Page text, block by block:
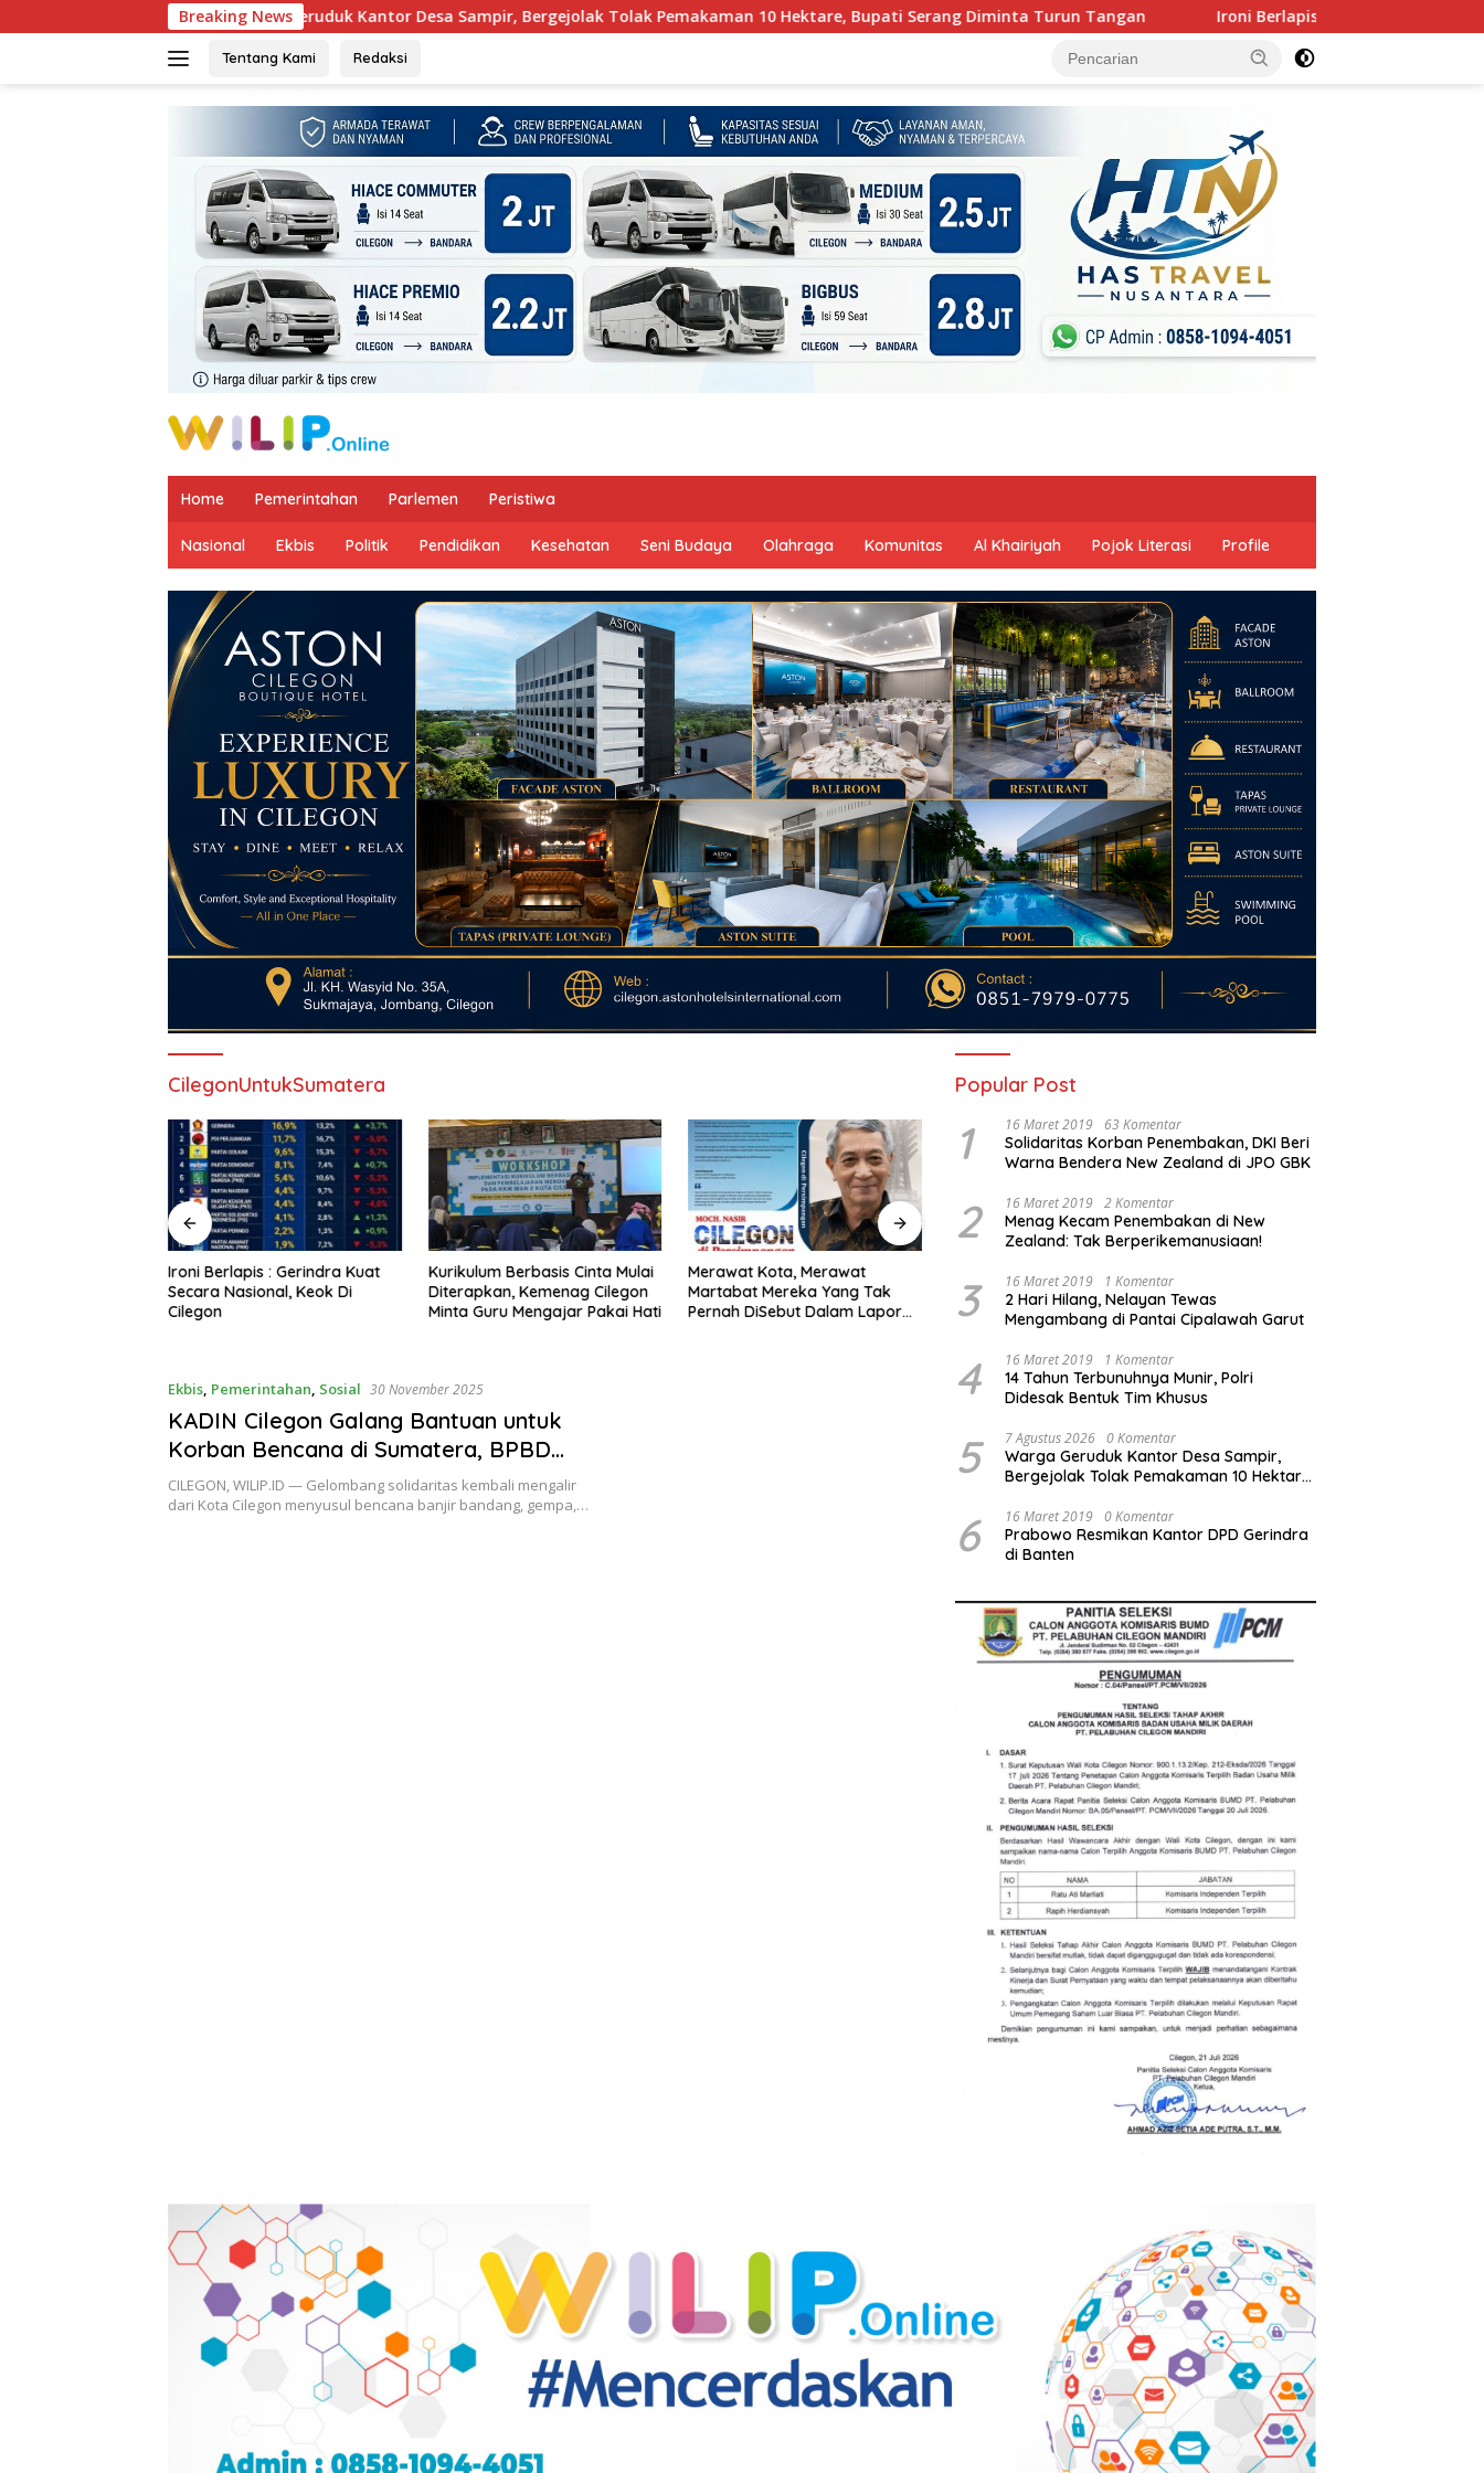
ke
Breaking News
Warga Geruduk Kantor Desa Sampir, Bergejolak Tolak Pemakaman 10 Hektare, Bupati Serang Diminta Turun Tangan Ironi Berlapis : Gerindra Kuat Secara Nasional, Keok Di
Tentang Kami Redaksi
Home Pemerintahan Parlemen Peristiwa
Nasional Ekbis Politik Pendidikan Kesehatan Seni Budaya Olahraga Komunitas Al Khairiyah Pojok Literasi Profile
CilegonUntukSumatera
Ironi Berlapis : Gerindra Kuat
Secara Nasional, Keok Di
Cilegon
Kurikulum Berbasis Cinta Mulai
Diterapkan, Kemenag Cilegon
Minta Guru Mengajar Pakai Hati
Merawat Kota, Merawat
Martabat Mereka Yang Tak
Pernah DiSebut Dalam Laporan
KUA-PPAS Perubahan 2026
Pasang Rem Defisit, DPRD
Diminta Tak Sekadar Jadi
Stempel Anggaran
Pelabuhan: Membaca Beban
Operasional Tugboat PT PCM di
Tengah Kenaikan Harga BBM
Ekbis, Pemerintahan, Sosial 30 November 2025
KADIN Cilegon Galang Bantuan untuk
Korban Bencana di Sumatera, BPBD
Pastikan Distribusi Tepat Sasaran
CILEGON, WILIP.ID — Gelombang solidaritas kembali mengalir
dari Kota Cilegon menyusul bencana banjir bandang, gempa,…
Popular Post
1 16 Maret 2019 63 Komentar
Solidaritas Korban Penembakan, DKI Beri
Warna Bendera New Zealand di JPO GBK
2 16 Maret 2019 2 Komentar
Menag Kecam Penembakan di New
Zealand: Tak Berperikemanusiaan!
3 16 Maret 2019 1 Komentar
2 Hari Hilang, Nelayan Tewas
Mengambang di Pantai Cipalawah Garut
4 16 Maret 2019 1 Komentar
14 Tahun Terbunuhnya Munir, Polri
Didesak Bentuk Tim Khusus
5 7 Agustus 2026 0 Komentar
Warga Geruduk Kantor Desa Sampir,
Bergejolak Tolak Pemakaman 10 Hektare,
6 16 Maret 2019 0 Komentar
Prabowo Resmikan Kantor DPD Gerindra
di Banten